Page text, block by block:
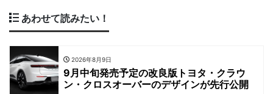
あわせて読みたい！
2026年8月9日
9月中旬発売予定の改良版トヨタ・クラウ
ン・クロスオーバーのデザインが先行公開